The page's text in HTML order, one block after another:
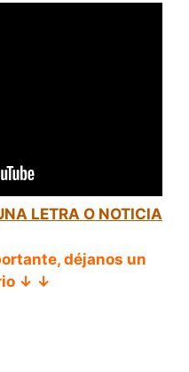
LETRA O NOTICIA
déjanos un
↓ ↓